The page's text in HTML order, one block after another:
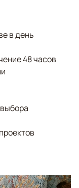
в день
48 часов